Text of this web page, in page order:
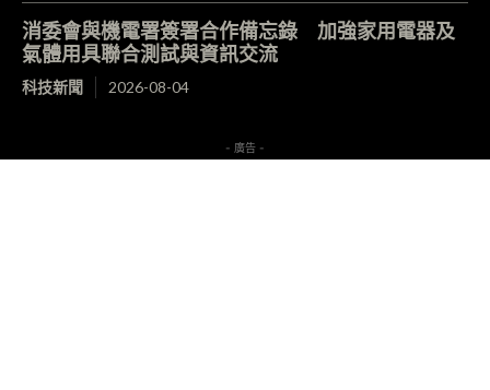
消委會與機電署簽署合作備忘錄 加強家用電器及
氣體用具聯合測試與資訊交流
科技新聞 2026-08-04
- 廣告 -